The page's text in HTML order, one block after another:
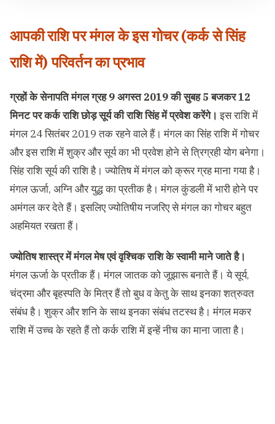
आपकी राशि पर मंगल के इस गोचर (कर्क से सिंह
राशि में) परिवर्तन का प्रभाव
ग्रहों के सेनापति मंगल ग्रह 9 अगस्त 2019 की सुबह 5 बजकर 12
मिनट पर कर्क राशि छोड़ सूर्य की राशि सिंह में प्रवेश करेंगे। इस राशि में
मंगल 24 सितंबर 2019 तक रहने वाले हैं। मंगल का सिंह राशि में गोचर
और इस राशि में शुक्र और सूर्य का भी प्रवेश होने से त्रिग्रही योग बनेगा।
सिंह राशि सूर्य की राशि है। ज्योतिष में मंगल को क्रूर ग्रह माना गया है।
मंगल ऊर्जा, अग्नि और युद्ध का प्रतीक है। मंगल कुंडली में भारी होने पर
अमंगल कर देते हैं। इसलिए ज्योतिषीय नजरिए से मंगल का गोचर बहुत
अहमियत रखता हैं।
ज्योतिष शास्त्र में मंगल मेष एवं वृश्चिक राशि के स्वामी माने जाते है।
मंगल ऊर्जा के प्रतीक हैं। मंगल जातक को जूझारू बनाते हैं। ये सूर्य,
चंद्रमा और बृहस्पति के मित्र हैं तो बुध व केतु के साथ इनका शत्रुवत
संबंध है। शुक्र और शनि के साथ इनका संबंध तटस्थ है। मंगल मकर
राशि में उच्च के रहते हैं तो कर्क राशि में इन्हें नीच का माना जाता है।